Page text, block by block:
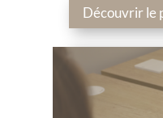
Découvrir le